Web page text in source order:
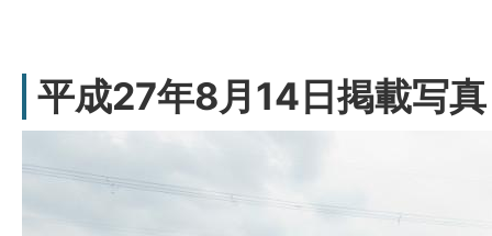
平成27年8月14日掲載写